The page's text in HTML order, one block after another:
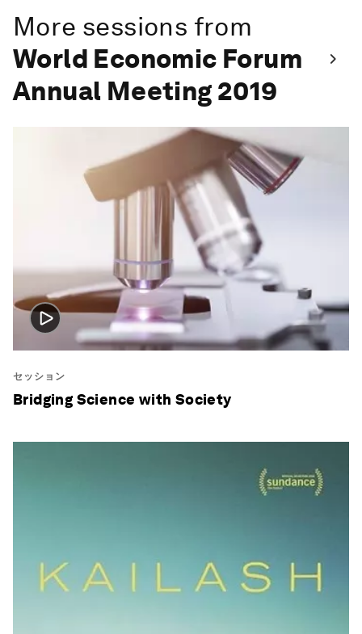
More sessions from
World Economic Forum
Annual Meeting 2019
セッション
Bridging Science with Society